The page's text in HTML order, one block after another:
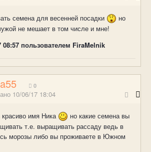
семена для весенней посадки
но
не мешает в том числе и мне!
08:57 пользователем FiraMelnik
0
10/06/17 18:04
красиво имя Ника
но какие семена вы
т.е. выращивать рассаду ведь в
морозы либо вы проживаете в Южном